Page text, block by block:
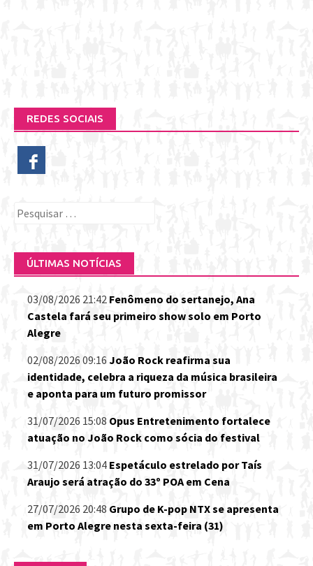
REDES SOCIAIS
Pesquisar
ÚLTIMAS NOTÍCIAS
03/08/2026 21:42 Fenômeno do sertanejo, Ana
Castela fará seu primeiro show solo em Porto
Alegre
02/08/2026 09:16 João Rock reafirma sua
identidade, celebra a riqueza da música brasileira
e aponta para um futuro promissor
31/07/2026 15:08 Opus Entretenimento fortalece
atuação no João Rock como sócia do festival
31/07/2026 13:04 Espetáculo estrelado por Taís
Araujo será atração do 33º POA em Cena
27/07/2026 20:48 Grupo de K-pop NTX se apresenta
em Porto Alegre nesta sexta-feira (31)